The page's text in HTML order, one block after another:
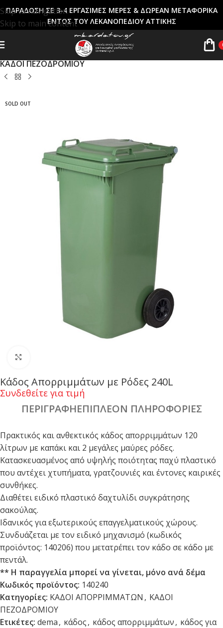
Skip to navigation
Skip to main content
ΠΑΡΑΔΟΣΗ ΣΕ 3-4 ΕΡΓΑΣΙΜΕΣ ΜΕΡΕΣ & ΔΩΡΕΑΝ ΜΕΤΑΦΟΡΙΚΑ
ΕΝΤΟΣ ΤΟΥ ΛΕΚΑΝΟΠΕΔΙΟΥ ΑΤΤΙΚΗΣ
Αρχική σελίδα
ΚΑΔΟΙ ΑΠΟΡΡΙΜΜΑΤΩΝ
ΚΑΔΟΙ ΠΕΖΟΔΡΟΜΙΟΥ
SOLD OUT
Κάδος Απορριμμάτων με Ρόδες 240L
Συνδεθείτε για τιμή
ΠΕΡΙΓΡΑΦΉΕΠΙΠΛΈΟΝ ΠΛΗΡΟΦΟΡΊΕΣ
Πρακτικός και ανθεκτικός κάδος απορριμμάτων 120
λίτρων με καπάκι και 2 μεγάλες μαύρες ρόδες.
Κατασκευασμένος από υψηλής ποιότητας παχύ πλαστικό
που αντέχει χτυπήματα, γρατζουνιές και έντονες καιρικές
συνθήκες.
Διαθέτει ειδικό πλαστικό δαχτυλίδι συγκράτησης
σακούλας.
Ιδανικός για εξωτερικούς επαγγελματικούς χώρους.
Συνδυάζεται με τον ειδικό μηχανισμό (κωδικός
προϊόντος: 140206) που μετατρέπει τον κάδο σε κάδο με
πεντάλ.
** Η παραγγελία μπορεί να γίνεται, μόνο ανά δέμα
Κωδικός προϊόντος: 140240
Κατηγορίες: ΚΑΔΟΙ ΑΠΟΡΡΙΜΜΑΤΩΝ , ΚΑΔΟΙ
ΠΕΖΟΔΡΟΜΙΟΥ
Ετικέτες: dema, κάδος, κάδος απορριμμάτων, κάδος για